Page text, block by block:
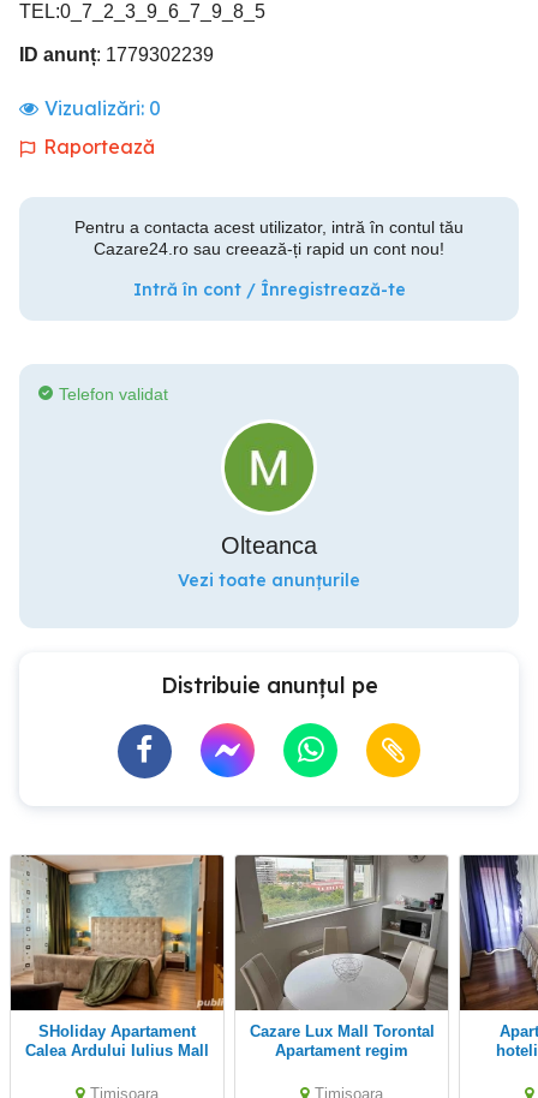
TEL:0_7_2_3_9_6_7_9_8_5
ID anunț: 1779302239
Vizualizări: 0
Raportează
Pentru a contacta acest utilizator, intră în contul tău
Cazare24.ro sau creează-ți rapid un cont nou!
Intră în cont / Înregistrează-te
Telefon validat
Olteanca
Vezi toate anunțurile
Distribuie anunțul pe
SHoliday Apartament
Calea Ardului Iulius Mall
Timisoara
Cazare Lux Mall Torontal
Apartament regim
Timisoara
Apartament regim